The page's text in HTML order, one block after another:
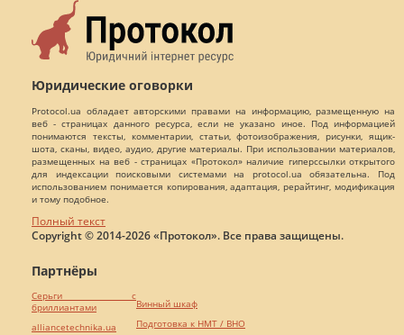
Юридические оговорки
Protocol.ua обладает авторскими правами на информацию, размещенную на
веб - страницах данного ресурса, если не указано иное. Под информацией
понимаются тексты, комментарии, статьи, фотоизображения, рисунки, ящик-
шота, сканы, видео, аудио, другие материалы. При использовании материалов,
размещенных на веб - страницах «Протокол» наличие гиперссылки открытого
для индексации поисковыми системами на protocol.ua обязательна. Под
использованием понимается копирования, адаптация, рерайтинг, модификация
и тому подобное.
Полный текст
Copyright © 2014-2026 «Протокол». Все права защищены.
Партнёры
Серьги с
бриллиантами
alliancetechnika.ua
Винный шкаф
Подготовка к НМТ / ВНО